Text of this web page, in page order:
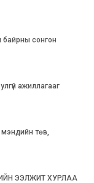
байрны сонгон
ажиллагааг
мэндийн төв,
ЭЭЛЖИТ ХУРЛАА